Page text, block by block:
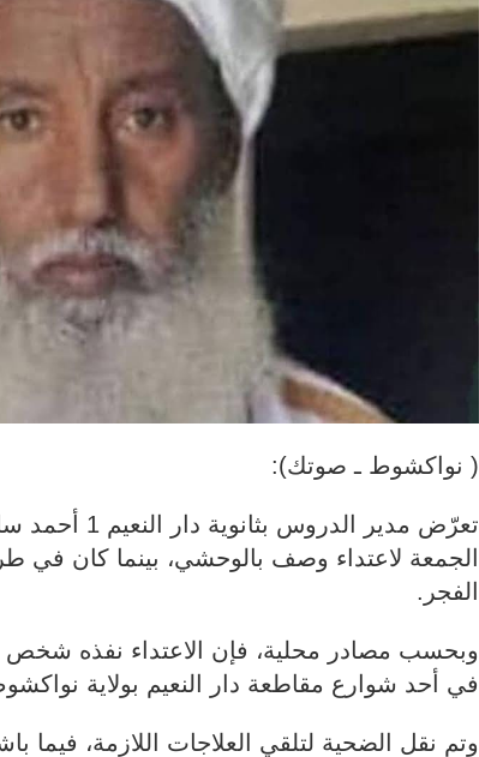
( نواكشوط ـ صوتك):
تعرّض مدير
الجمعة لاعتداء وصف بالوحشي، بينما كان في
الفجر.
وبحسب مصادر محلية، فإن الاعتداء نفذه شخص
في أحد شوارع مقاطعة دار النعيم بولاية
وتم نقل الضحية لتلقي العلاجات اللازمة، فيما